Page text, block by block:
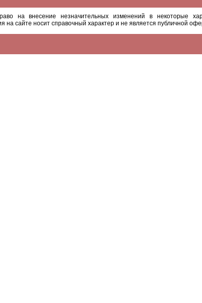
на внесение незначительных изменений в некоторые
сайте носит справочный характер и не является публичной